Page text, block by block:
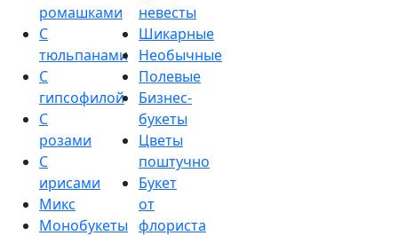
ромашками
С
тюльпанами
С
гипсофилой
С
розами
С
ирисами
Микс
Монобукеты
невесты
Шикарные
Необычные
Полевые
Бизнес-
букеты
Цветы
поштучно
Букет
от
флориста